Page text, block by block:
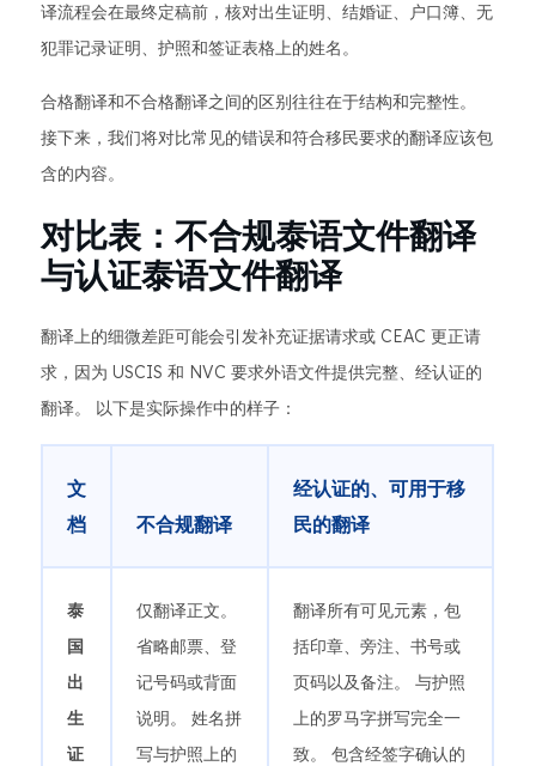
译流程会在最终定稿前，核对出生证明、结婚证、户口簿、无
犯罪记录证明、护照和签证表格上的姓名。
合格翻译和不合格翻译之间的区别往往在于结构和完整性。
接下来，我们将对比常见的错误和符合移民要求的翻译应该包
含的内容。
对比表：不合规泰语文件翻译
与认证泰语文件翻译
翻译上的细微差距可能会引发补充证据请求或 CEAC 更正请
求，因为 USCIS 和 NVC 要求外语文件提供完整、经认证的
翻译。 以下是实际操作中的样子：
文
档
不合规翻译
经认证的、可用于移
民的翻译
泰
国
出
生
证
仅翻译正文。
省略邮票、登
记号码或背面
说明。 姓名拼
写与护照上的
翻译所有可见元素，包
括印章、旁注、书号或
页码以及备注。 与护照
上的罗马字拼写完全一
致。 包含经签字确认的